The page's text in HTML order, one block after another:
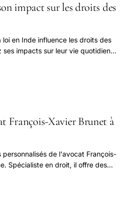
impact sur les droits des
en Inde influence les droits des
ses impacts sur leur vie quotidienne
François-Xavier Brunet à
personnalisés de l'avocat François-
Spécialiste en droit, il offre des